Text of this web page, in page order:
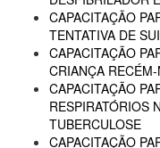
CAPACITAÇÃO
TENTATIVA DE
CAPACITAÇÃO
CRIANÇA RECÉM-
CAPACITAÇÃO
RESPIRATÓRIOS
TUBERCULOSE
CAPACITAÇÃO